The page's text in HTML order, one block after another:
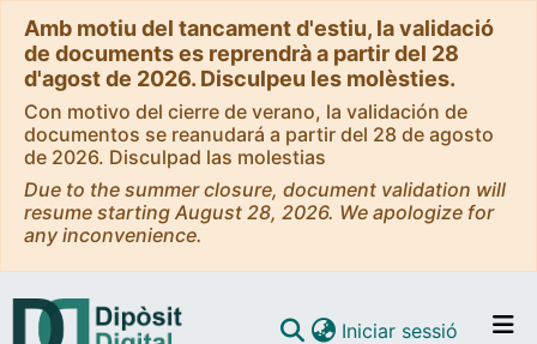
Amb motiu del tancament d'estiu, la validació
de documents es reprendrà a partir del 28
d'agost de 2026. Disculpeu les molèsties.
Con motivo del cierre de verano, la validación de
documentos se reanudará a partir del 28 de agosto
de 2026. Disculpad las molestias
Due to the summer closure, document validation will
resume starting August 28, 2026. We apologize for
any inconvenience.
Iniciar sessió (current)